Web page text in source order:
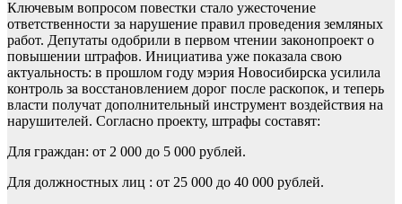
Ключевым вопросом повестки стало ужесточение
ответственности за нарушение правил проведения земляных
работ. Депутаты одобрили в первом чтении законопроект о
повышении штрафов. Инициатива уже показала свою
актуальность: в прошлом году мэрия Новосибирска усилила
контроль за восстановлением дорог после раскопок, и теперь
власти получат дополнительный инструмент воздействия на
нарушителей. Согласно проекту, штрафы составят:
Для граждан: от 2 000 до 5 000 рублей.
Для должностных лиц : от 25 000 до 40 000 рублей.